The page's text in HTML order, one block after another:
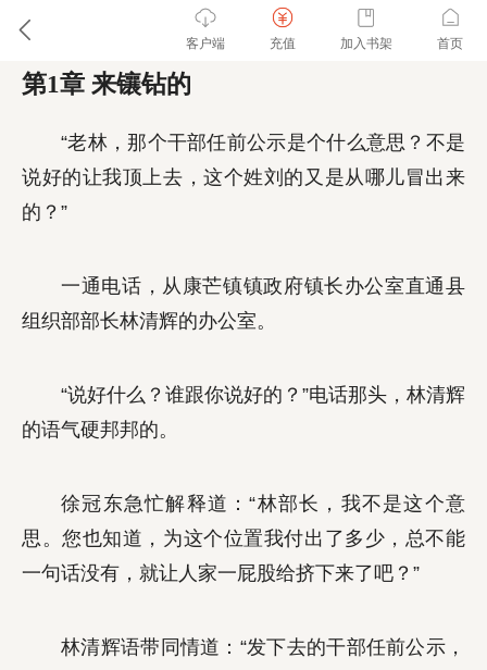
第1章 来镶钻的
“老林，那个干部任前公示是个什么意思？不是
说好的让我顶上去，这个姓刘的又是从哪儿冒出来
的？”
一通电话，从康芒镇镇政府镇长办公室直通县
组织部部长林清辉的办公室。
“说好什么？谁跟你说好的？”电话那头，林清辉
的语气硬邦邦的。
徐冠东急忙解释道：“林部长，我不是这个意
思。您也知道，为这个位置我付出了多少，总不能
一句话没有，就让人家一屁股给挤下来了吧？”
林清辉语带同情道：“发下去的干部任前公示，
客户端 充值 加入书架 首页